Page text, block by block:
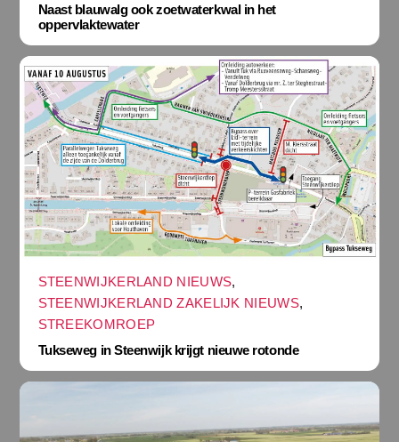
Naast blauwalg ook zoetwaterkwal in het
oppervlaktewater
STEENWIJKERLAND NIEUWS,
STEENWIJKERLAND ZAKELIJK NIEUWS,
STREEKOMROEP
Tukseweg in Steenwijk krijgt nieuwe rotonde